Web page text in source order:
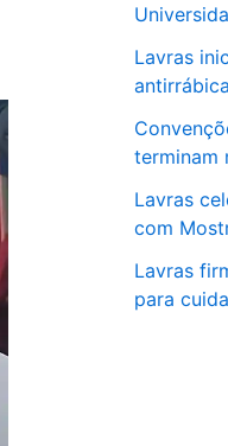
Lavras
terminam
Lavras
com
Lavras
para